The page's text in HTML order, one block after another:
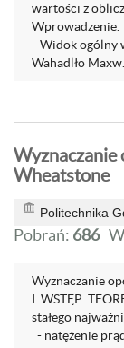
wartości z
Wprowadzenie.
Widok ogólny
Wahadlło Maxw...
Wyznaczanie
Wheatstone
Politechnika
Pobrań: 686
Wyznaczanie
I. WSTĘP
stałego
- natężenie